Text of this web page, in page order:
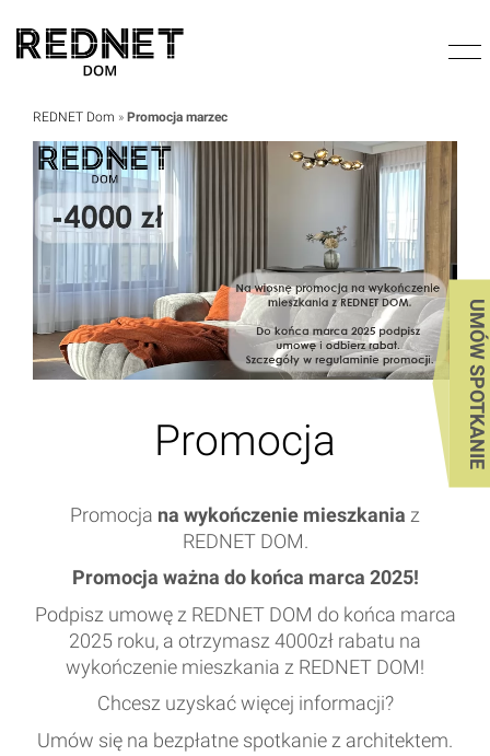
UMÓW SPOTKANIE
REDNET Dom » Promocja marzec
Promocja
Promocja na wykończenie mieszkania z
REDNET DOM.
Promocja ważna do końca marca 2025!
Podpisz umowę z REDNET DOM do końca marca
2025 roku, a otrzymasz 4000zł rabatu na
wykończenie mieszkania z REDNET DOM!
Chcesz uzyskać więcej informacji?
Umów się na bezpłatne spotkanie z architektem.